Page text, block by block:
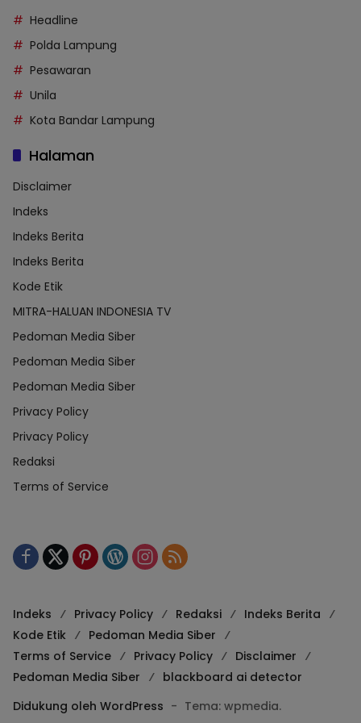
Headline
Polda Lampung
Pesawaran
Unila
Kota Bandar Lampung
Halaman
Disclaimer
Indeks
Indeks Berita
Indeks Berita
Kode Etik
MITRA-HALUAN INDONESIA TV
Pedoman Media Siber
Pedoman Media Siber
Pedoman Media Siber
Privacy Policy
Privacy Policy
Redaksi
Terms of Service
Indeks Privacy Policy Redaksi
Indeks Berita
Kode Etik
Pedoman Media Siber
Terms of Service
Privacy Policy
Disclaimer
Pedoman Media Siber
blackboard ai detector
Didukung oleh WordPress - Tema: wpmedia.